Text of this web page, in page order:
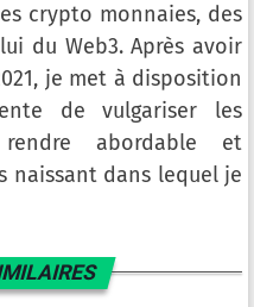
crypto monnaies, des
du Web3. Après avoir
je met à disposition
de vulgariser les
abordable et
naissant dans lequel je